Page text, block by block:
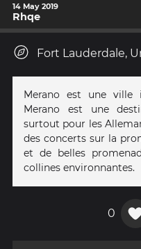
14 May 2019
Rhqe
Fort Lauderdale,
Merano est une ville
Merano est une
surtout pour les
des concerts sur la
et de belles
collines environnantes.
0